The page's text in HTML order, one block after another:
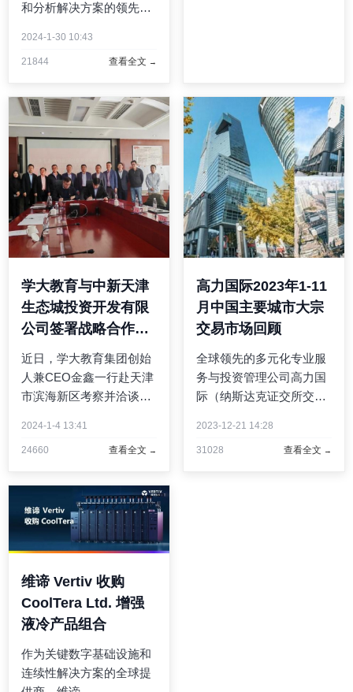
和分析解决方案的领先供
所股票代码：CWAN），
InsuranceAsia News 已连
续两年将其评为年度卓越
技术提供商...
2024-1-30 10:43
21844 查看全文
学大教育与中新天津
生态城投资开发有限
公司签署战略合作协
议
近日，学大教育集团创始
人兼CEO金鑫一行赴天津
市滨海新区考察并洽谈合
态城管委会、中新天津生
持与推进下，学大教育集
团和天津生态城投资开发
有 ...
2024-1-4 13:41
24660 查看全文
高力国际2023年1-11
月中国主要城市大宗
交易市场回顾
全球领先的多元化专业服
务与投资管理公司高力国
际（纳斯达克证交所交易
对2023年1-11月中国主要
2023-12-21 14:28
31028 查看全文
维谛 Vertiv 收购
CoolTera Ltd. 增强
液冷产品组合
作为关键数字基础设施和
连续性解决方案的全球提